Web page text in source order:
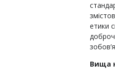
етики
Вища